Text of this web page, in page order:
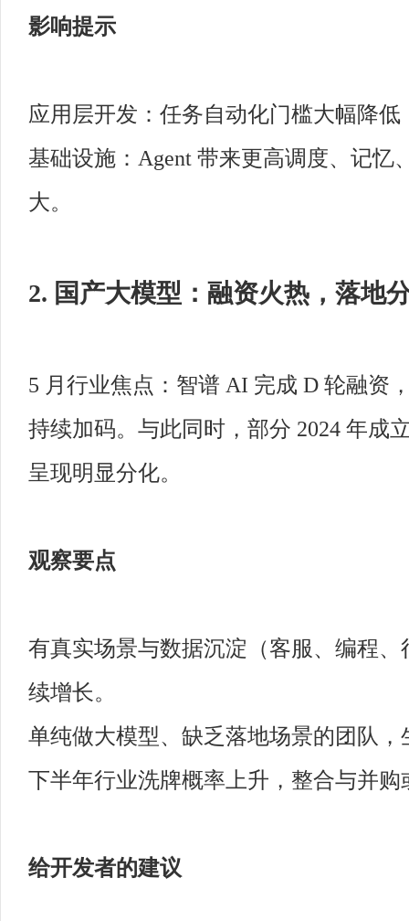
影响提示
应用层开发：任务自动化门槛大幅降
基础设施：Agent 带来更高调度、记
大。
2. 国产大模型：融资火热，落地
5 月行业焦点：智谱 AI 完成 D 轮融资
持续加码。与此同时，部分 2024 年成
呈现明显分化。
观察要点
有真实场景与数据沉淀（客服、编程
续增长。
单纯做大模型、缺乏落地场景的团队，
下半年行业洗牌概率上升，整合与并购
给开发者的建议